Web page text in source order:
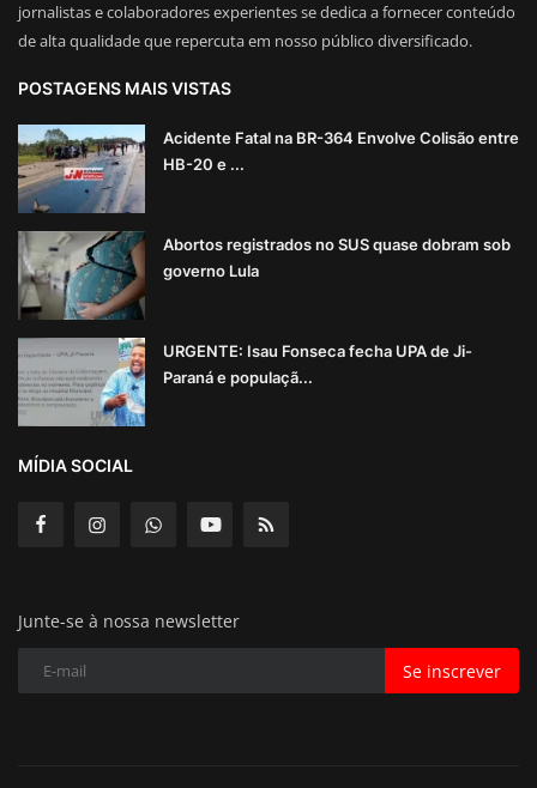
jornalistas e colaboradores experientes se dedica a fornecer conteúdo
de alta qualidade que repercuta em nosso público diversificado.
POSTAGENS MAIS VISTAS
Acidente Fatal na BR-364 Envolve Colisão entre
HB-20 e ...
Abortos registrados no SUS quase dobram sob
governo Lula
URGENTE: Isau Fonseca fecha UPA de Ji-
Paraná e populaçã...
MÍDIA SOCIAL
Junte-se à nossa newsletter
Se inscrever